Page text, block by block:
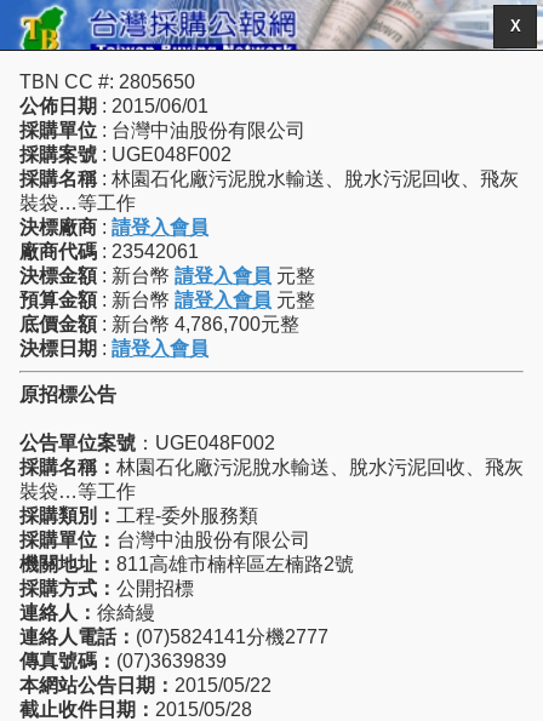
X
TBN CC #: 2805650
公佈日期 : 2015/06/01
採購單位 : 台灣中油股份有限公司
採購案號 : UGE048F002
採購名稱 : 林園石化廠污泥脫水輸送、脫水污泥回收、飛灰
裝袋…等工作
決標廠商 : 請登入會員
廠商代碼 : 23542061
決標金額 : 新台幣 請登入會員 元整
預算金額 : 新台幣 請登入會員 元整
底價金額 : 新台幣 4,786,700元整
決標日期 : 請登入會員
原招標公告
公告單位案號 ：UGE048F002
採購名稱： 林園石化廠污泥脫水輸送、脫水污泥回收、飛灰
裝袋…等工作
採購類別： 工程-委外服務類
採購單位： 台灣中油股份有限公司
機關地址： 811高雄市楠梓區左楠路2號
採購方式： 公開招標
連絡人： 徐綺縵
連絡人電話： (07)5824141分機2777
傳真號碼： (07)3639839
本網站公告日期： 2015/05/22
截止收件日期： 2015/05/28